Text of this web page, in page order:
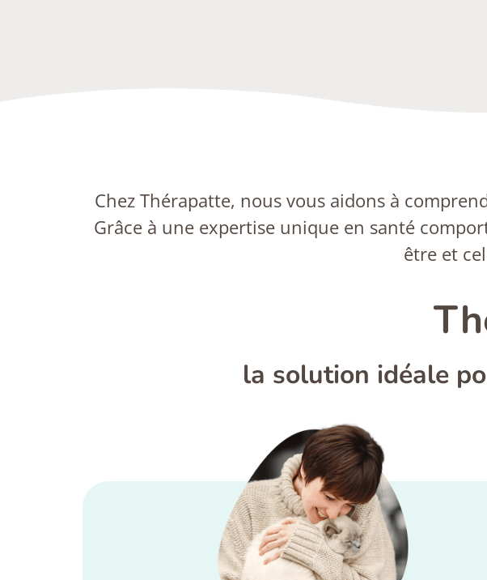
Chez Thérapatte, nous vous aidons à
Grâce à une expertise unique en santé
être et
la solution idéale